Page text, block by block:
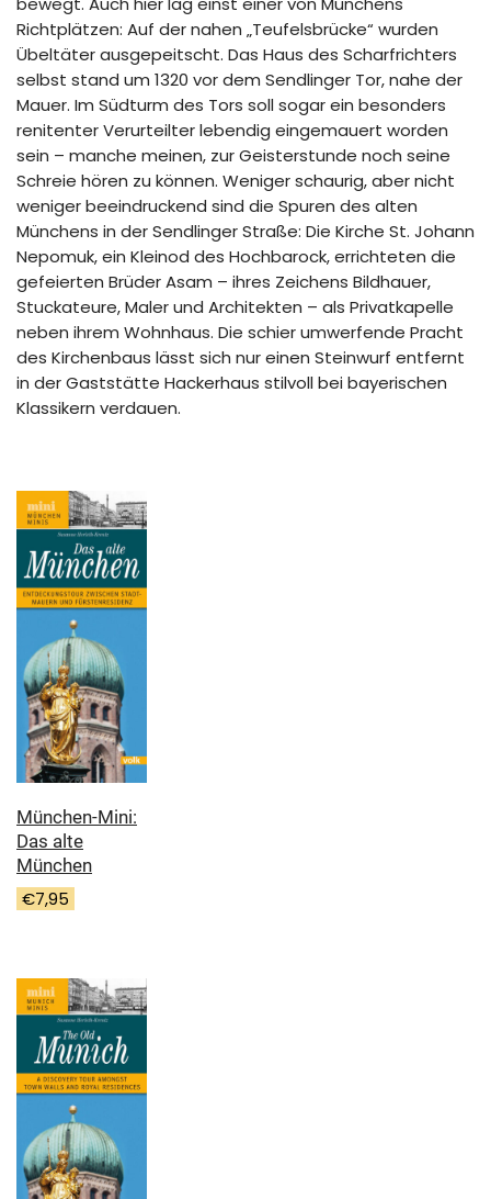
Richtplätzen: Auf der nahen „Teufelsbrücke“ wurden
Übeltäter ausgepeitscht. Das Haus des Scharfrichters
selbst stand um 1320 vor dem Sendlinger Tor, nahe der
Mauer. Im Südturm des Tors soll sogar ein besonders
renitenter Verurteilter lebendig eingemauert worden
sein – manche meinen, zur Geisterstunde noch seine
Schreie hören zu können. Weniger schaurig, aber nicht
weniger beeindruckend sind die Spuren des alten
Münchens in der Sendlinger Straße: Die Kirche St. Johann
Nepomuk, ein Kleinod des Hochbarock, errichteten die
gefeierten Brüder Asam – ihres Zeichens Bildhauer,
Stuckateure, Maler und Architekten – als Privatkapelle
neben ihrem Wohnhaus. Die schier umwerfende Pracht
des Kirchenbaus lässt sich nur einen Steinwurf entfernt
in der Gaststätte Hackerhaus stilvoll bei bayerischen
Klassikern verdauen.
München-Mini:
Das alte
München
€7,95